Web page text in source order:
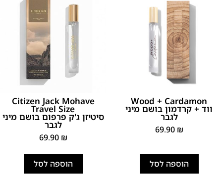
Wood + Cardamon
ווד + קרדמון בושם מיני
לגבר
69.90 ₪
הוספה לסל
Citizen Jack Mohave
Travel Size
סיטיזן ג'ק פרפום בושם מיני
לגבר
69.90 ₪
הוספה לסל